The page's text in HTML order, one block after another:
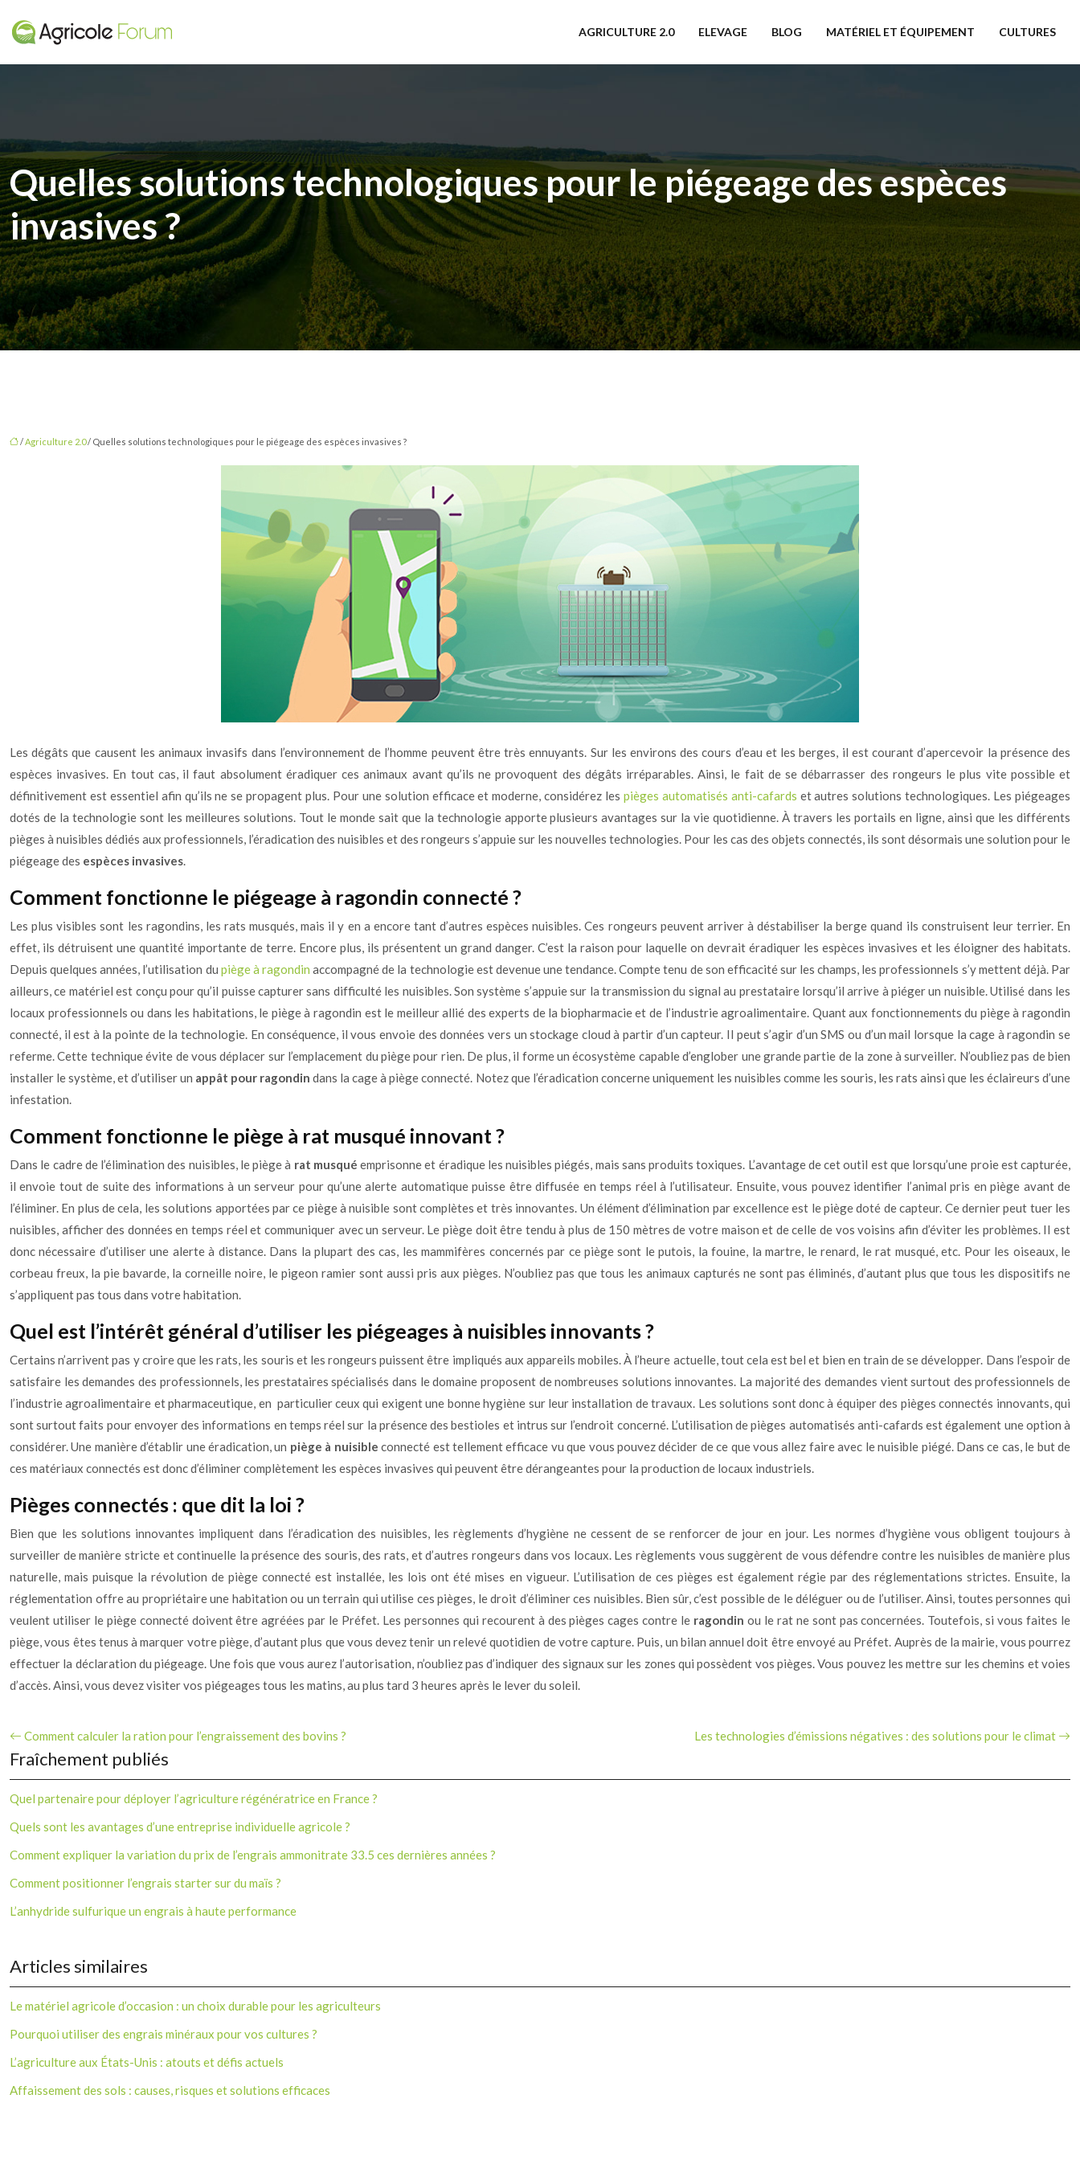
AGRICULTURE 2.0 ELEVAGE BLOG MATÉRIEL ET ÉQUIPEMENT CULTURES
Quelles solutions technologiques pour le piégeage des espèces
invasives ?
/Agriculture 2.0/ Quelles solutions technologiques pour le piégeage des espèces invasives ?
Les dégâts que causent les animaux invasifs dans l’environnement de l’homme peuvent être très ennuyants. Sur les environs des cours d’eau et les berges, il est courant d’apercevoir la présence des
espèces invasives. En tout cas, il faut absolument éradiquer ces animaux avant qu’ils ne provoquent des dégâts irréparables. Ainsi, le fait de se débarrasser des rongeurs le plus vite possible et
définitivement est essentiel afin qu’ils ne se propagent plus. Pour une solution efficace et moderne, considérez les pièges automatisés anti-cafards et autres solutions technologiques. Les piégeages
dotés de la technologie sont les meilleures solutions. Tout le monde sait que la technologie apporte plusieurs avantages sur la vie quotidienne. À travers les portails en ligne, ainsi que les différents
pièges à nuisibles dédiés aux professionnels, l’éradication des nuisibles et des rongeurs s’appuie sur les nouvelles technologies. Pour les cas des objets connectés, ils sont désormais une solution pour le
piégeage des espèces invasives.
Comment fonctionne le piégeage à ragondin connecté ?
Les plus visibles sont les ragondins, les rats musqués, mais il y en a encore tant d’autres espèces nuisibles. Ces rongeurs peuvent arriver à déstabiliser la berge quand ils construisent leur terrier. En
effet, ils détruisent une quantité importante de terre. Encore plus, ils présentent un grand danger. C’est la raison pour laquelle on devrait éradiquer les espèces invasives et les éloigner des habitats.
Depuis quelques années, l’utilisation du piège à ragondin accompagné de la technologie est devenue une tendance. Compte tenu de son efficacité sur les champs, les professionnels s’y mettent déjà. Par
ailleurs, ce matériel est conçu pour qu’il puisse capturer sans difficulté les nuisibles. Son système s’appuie sur la transmission du signal au prestataire lorsqu’il arrive à piéger un nuisible. Utilisé dans les
locaux professionnels ou dans les habitations, le piège à ragondin est le meilleur allié des experts de la biopharmacie et de l’industrie agroalimentaire. Quant aux fonctionnements du piège à ragondin
connecté, il est à la pointe de la technologie. En conséquence, il vous envoie des données vers un stockage cloud à partir d’un capteur. Il peut s’agir d’un SMS ou d’un mail lorsque la cage à ragondin se
referme. Cette technique évite de vous déplacer sur l’emplacement du piège pour rien. De plus, il forme un écosystème capable d’englober une grande partie de la zone à surveiller. N’oubliez pas de bien
installer le système, et d’utiliser un appât pour ragondin dans la cage à piège connecté. Notez que l’éradication concerne uniquement les nuisibles comme les souris, les rats ainsi que les éclaireurs d’une
infestation.
Comment fonctionne le piège à rat musqué innovant ?
Dans le cadre de l’élimination des nuisibles, le piège à rat musqué emprisonne et éradique les nuisibles piégés, mais sans produits toxiques. L’avantage de cet outil est que lorsqu’une proie est capturée,
il envoie tout de suite des informations à un serveur pour qu’une alerte automatique puisse être diffusée en temps réel à l’utilisateur. Ensuite, vous pouvez identifier l’animal pris en piège avant de
l’éliminer. En plus de cela, les solutions apportées par ce piège à nuisible sont complètes et très innovantes. Un élément d’élimination par excellence est le piège doté de capteur. Ce dernier peut tuer les
nuisibles, afficher des données en temps réel et communiquer avec un serveur. Le piège doit être tendu à plus de 150 mètres de votre maison et de celle de vos voisins afin d’éviter les problèmes. Il est
donc nécessaire d’utiliser une alerte à distance. Dans la plupart des cas, les mammifères concernés par ce piège sont le putois, la fouine, la martre, le renard, le rat musqué, etc. Pour les oiseaux, le
corbeau freux, la pie bavarde, la corneille noire, le pigeon ramier sont aussi pris aux pièges. N’oubliez pas que tous les animaux capturés ne sont pas éliminés, d’autant plus que tous les dispositifs ne
s’appliquent pas tous dans votre habitation.
Quel est l’intérêt général d’utiliser les piégeages à nuisibles innovants ?
Certains n’arrivent pas y croire que les rats, les souris et les rongeurs puissent être impliqués aux appareils mobiles. À l’heure actuelle, tout cela est bel et bien en train de se développer. Dans l’espoir de
satisfaire les demandes des professionnels, les prestataires spécialisés dans le domaine proposent de nombreuses solutions innovantes. La majorité des demandes vient surtout des professionnels de
l’industrie agroalimentaire et pharmaceutique, en particulier ceux qui exigent une bonne hygiène sur leur installation de travaux. Les solutions sont donc à équiper des pièges connectés innovants, qui
sont surtout faits pour envoyer des informations en temps réel sur la présence des bestioles et intrus sur l’endroit concerné. L’utilisation de pièges automatisés anti-cafards est également une option à
considérer. Une manière d’établir une éradication, un piège à nuisible connecté est tellement efficace vu que vous pouvez décider de ce que vous allez faire avec le nuisible piégé. Dans ce cas, le but de
ces matériaux connectés est donc d’éliminer complètement les espèces invasives qui peuvent être dérangeantes pour la production de locaux industriels.
Pièges connectés : que dit la loi ?
Bien que les solutions innovantes impliquent dans l’éradication des nuisibles, les règlements d’hygiène ne cessent de se renforcer de jour en jour. Les normes d’hygiène vous obligent toujours à
surveiller de manière stricte et continuelle la présence des souris, des rats, et d’autres rongeurs dans vos locaux. Les règlements vous suggèrent de vous défendre contre les nuisibles de manière plus
naturelle, mais puisque la révolution de piège connecté est installée, les lois ont été mises en vigueur. L’utilisation de ces pièges est également régie par des réglementations strictes. Ensuite, la
réglementation offre au propriétaire une habitation ou un terrain qui utilise ces pièges, le droit d’éliminer ces nuisibles. Bien sûr, c’est possible de le déléguer ou de l’utiliser. Ainsi, toutes personnes qui
veulent utiliser le piège connecté doivent être agréées par le Préfet. Les personnes qui recourent à des pièges cages contre le ragondin ou le rat ne sont pas concernées. Toutefois, si vous faites le
piège, vous êtes tenus à marquer votre piège, d’autant plus que vous devez tenir un relevé quotidien de votre capture. Puis, un bilan annuel doit être envoyé au Préfet. Auprès de la mairie, vous pourrez
effectuer la déclaration du piégeage. Une fois que vous aurez l’autorisation, n’oubliez pas d’indiquer des signaux sur les zones qui possèdent vos pièges. Vous pouvez les mettre sur les chemins et voies
d’accès. Ainsi, vous devez visiter vos piégeages tous les matins, au plus tard 3 heures après le lever du soleil.
Comment calculer la ration pour l’engraissement des bovins ? Les technologies d’émissions négatives : des solutions pour le climat
Fraîchement publiés
Quel partenaire pour déployer l’agriculture régénératrice en France ?
Quels sont les avantages d’une entreprise individuelle agricole ?
Comment expliquer la variation du prix de l’engrais ammonitrate 33.5 ces dernières années ?
Comment positionner l’engrais starter sur du maïs ?
L’anhydride sulfurique un engrais à haute performance
Articles similaires
Le matériel agricole d’occasion : un choix durable pour les agriculteurs
Pourquoi utiliser des engrais minéraux pour vos cultures ?
L’agriculture aux États-Unis : atouts et défis actuels
Affaissement des sols : causes, risques et solutions efficaces